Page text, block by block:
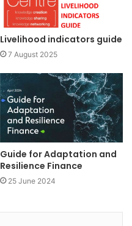
Livelihood indicators guide
7 August 2025
Guide for Adaptation and
Resilience Finance
25 June 2024